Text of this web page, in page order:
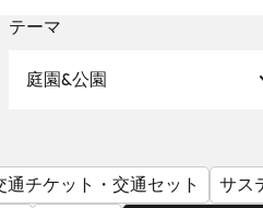
テーマ
庭園&公園
通チケット・交通セット サス